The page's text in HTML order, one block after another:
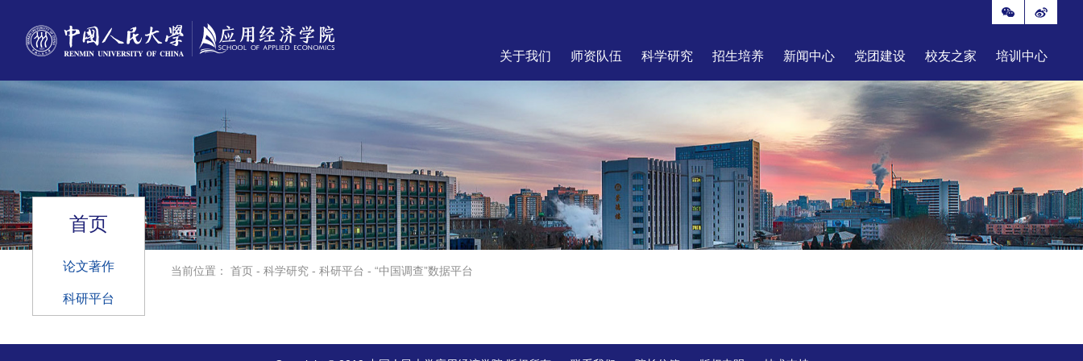
关于我们 师资队伍 科学研究 招生培养 新闻中心 党团建设 校友之家 培训中心
首页
论文著作
科研平台
当前位置：首页 -科学研究 -科研平台 -“中国调查”数据平台